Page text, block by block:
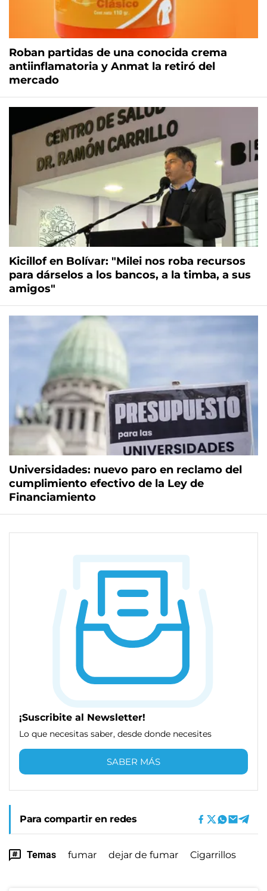
Roban partidas de una conocida crema
antiinflamatoria y Anmat la retiró del
mercado
Kicillof en Bolívar: "Milei nos roba recursos
para dárselos a los bancos, a la timba, a sus
amigos"
Universidades: nuevo paro en reclamo del
cumplimiento efectivo de la Ley de
Financiamiento
¡Suscribite al Newsletter!
Lo que necesitas saber, desde donde necesites
SABER MÁS
Para compartir en redes
Temas fumar dejar de fumar Cigarrillos